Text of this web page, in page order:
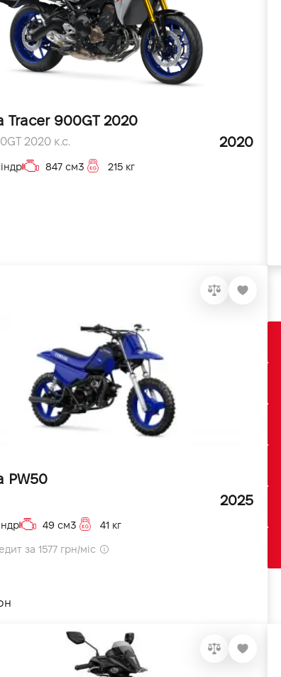
Tracer 900GT 2020
2020 к.с. 2020
847 см3 215 кг
PW50
2025
49 см3 41 кг
за 1577 грн/міс